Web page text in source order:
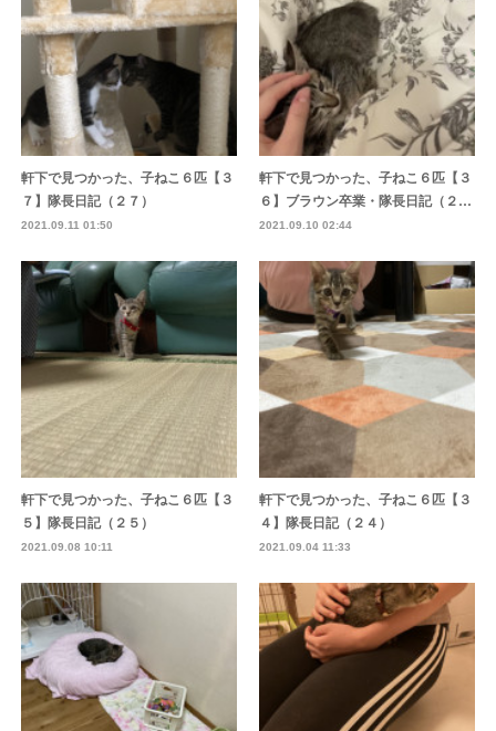
軒下で見つかった、子ねこ６匹【３
７】隊長日記（２７）
2021.09.11 01:50
軒下で見つかった、子ねこ６匹【３
６】ブラウン卒業・隊長日記（２…
2021.09.10 02:44
軒下で見つかった、子ねこ６匹【３
５】隊長日記（２５）
2021.09.08 10:11
軒下で見つかった、子ねこ６匹【３
４】隊長日記（２４）
2021.09.04 11:33